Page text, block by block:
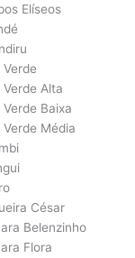
Elíseos
Alta
Baixa
Média
César
Belenzinho
Flora